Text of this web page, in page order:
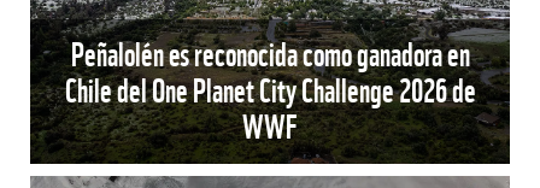
Peñalolén es reconocida como ganadora en
Chile del One Planet City Challenge 2026 de
WWF